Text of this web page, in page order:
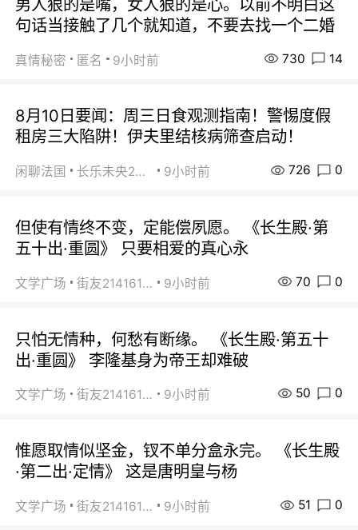
男人狠的是嘴，女人狠的是心。以前不明白这
句话当接触了几个就知道，不要去找一个二婚
真情秘密 匿名 9小时前 730 14
8月10日要闻：周三日食观测指南！警惕度假
租房三大陷阱！伊夫里结核病筛查启动！
闲聊法国 长乐未央2015 9小时前 726 0
但使有情终不变，定能偿夙愿。 《长生殿·第
五十出·重圆》 只要相爱的真心永
文学广场 街友21416156 9小时前 70 0
只怕无情种，何愁有断缘。 《长生殿·第五十
出·重圆》 李隆基身为帝王却难破
文学广场 街友21416156 9小时前 50 0
惟愿取情似坚金，钗不单分盒永完。 《长生殿
·第二出·定情》 这是唐明皇与杨
文学广场 街友21416156 9小时前 51 0